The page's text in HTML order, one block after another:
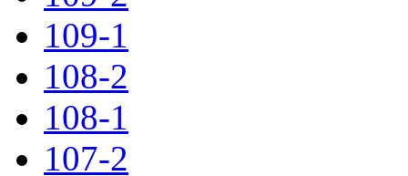
109-1
108-2
108-1
107-2